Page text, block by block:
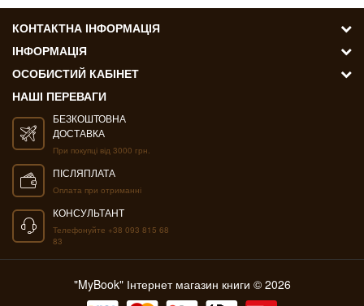
КОНТАКТНА ІНФОРМАЦІЯ
ІНФОРМАЦІЯ
ОСОБИСТИЙ КАБІНЕТ
НАШІ ПЕРЕВАГИ
БЕЗКОШТОВНА
ДОСТАВКА
При покупці від 3000 грн.
ПІСЛЯПЛАТА
Оплата при отриманні
КОНСУЛЬТАНТ
Телефонуйте +38 093 815 68
83
"MyBook" Інтернет магазин книги © 2026